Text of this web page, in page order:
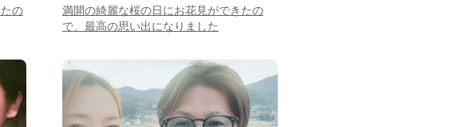
の
満開の綺麗な桜の日にお花見ができたの
で、最高の思い出になりました